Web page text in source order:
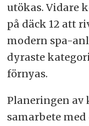
utökas. Vidare
på däck 12 att
modern spa-
dyraste
förnyas.
Planeringen av
samarbete